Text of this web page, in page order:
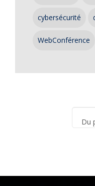
cybersécurité
WebConférence
Du